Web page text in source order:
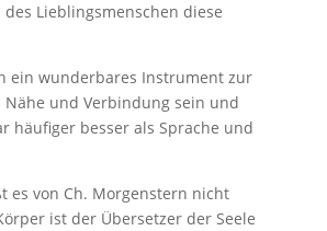
Lieblingsmenschen diese
ein wunderbares Instrument zur
Nähe und Verbindung sein und
häufiger besser als Sprache und
es von Ch. Morgenstern nicht
ist der Übersetzer der Seele